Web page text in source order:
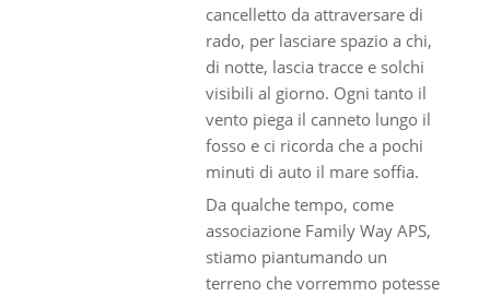
cancelletto da attraversare di
rado, per lasciare spazio a chi,
di notte, lascia tracce e solchi
visibili al giorno. Ogni tanto il
vento piega il canneto lungo il
fosso e ci ricorda che a pochi
minuti di auto il mare soffia.
Da qualche tempo, come
associazione Family Way APS,
stiamo piantumando un
terreno che vorremmo potesse